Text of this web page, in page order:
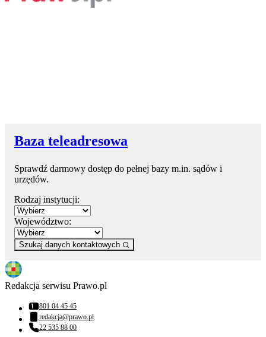
Baza teleadresowa
Sprawdź darmowy dostęp do pełnej bazy m.in. sądów i
urzędów.
Rodzaj instytucji:
Województwo:
Szukaj danych kontaktowych
Redakcja serwisu Prawo.pl
Numer telefonu:
801 04 45 45
Adres email:
redakcja@prawo.pl
Numer telefonu:
22 535 88 00